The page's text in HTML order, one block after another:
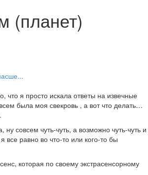
(планет)
что я просто искала ответы на извечные
была моя свекровь , а вот что делать…
совсем чуть-чуть, а возможно чуть-чуть и
все равно во что-то или кого-то бы
которая по своему экстрасенсорному